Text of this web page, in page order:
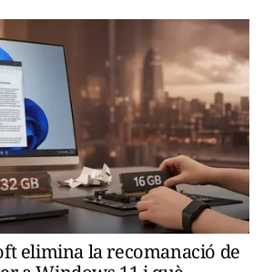
elimina la recomanació de